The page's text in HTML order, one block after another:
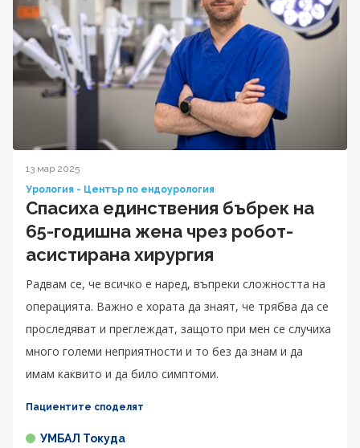
13 мар 2025
Урология - Център по ендоурология
Спасиха единствения бъбрек на
65-годишна жена чрез робот-
асистирана хирургия
Радвам се, че всичко е наред, въпреки сложността на
операцията. Важно е хората да знаят, че трябва да се
проследяват и преглеждат, защото при мен се случиха
много големи неприятности и то без да знам и да
имам каквито и да било симптоми.
Пациентите споделят
УМБАЛ Токуда